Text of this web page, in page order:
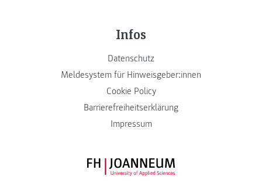
Infos
Datenschutz
Meldesystem für Hinweisgeber:innen
Cookie Policy
Barrierefreiheitserklärung
Impressum
FH JOANNEUM Logo